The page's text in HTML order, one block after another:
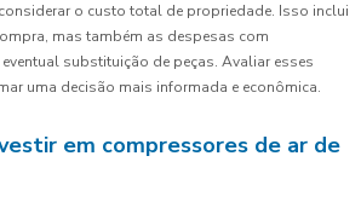
o custo total de propriedade. Isso inclui
mas também as despesas com
substituição de peças. Avaliar esses
uma decisão mais informada e econômica.
em compressores de ar de